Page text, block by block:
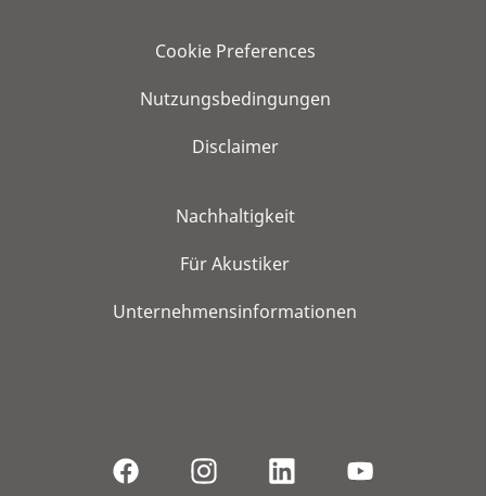
Cookie Preferences
Nutzungsbedingungen
Disclaimer
Nachhaltigkeit
Für Akustiker
Unternehmensinformationen